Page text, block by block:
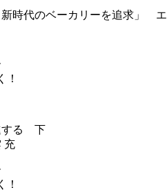
新時代のベーカリーを追求」
！
する 下
充
！